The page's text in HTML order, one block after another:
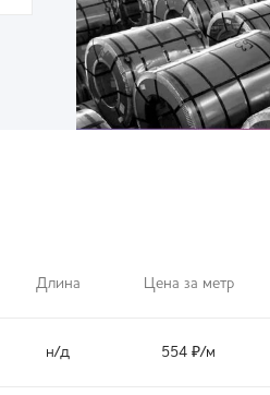
Длина Цена за метр
н/д 554 ₽/м